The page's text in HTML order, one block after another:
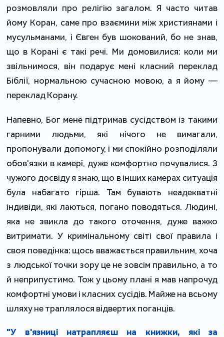
розмовляли про релігію загалом. Я часто читав
йому Коран, саме про взаємини між християнами і
мусульманами, і Євген був шокований, бо не знав,
що в Корані є такі речі. Ми домовилися: коли ми
звільнимося, він подарує мені класний переклад
Біблії, нормальною сучасною мовою, а я йому —
переклад Корану.
Напевно, Бог мене підтримав сусідством із такими
гарними людьми, які нічого не вимагали,
пропонували допомогу, і ми спокійно розподіляли
обов'язки в камері, дуже комфортно почувалися. З
чужого досвіду я знаю, що в інших камерах ситуація
була набагато гірша. Там бувають неадекватні
індивіди, які лаються, погано поводяться. Людині,
яка не звикла до такого оточення, дуже важко
витримати. У кримінальному світі свої правила і
своя поведінка: щось вважається правильним, хоча
з людської точки зору це не зовсім правильно, а то
й неприпустимо. Тож у цьому плані я мав напрочуд
комфортні умови і класних сусідів. Майже на всьому
шляху не траплялося відвертих поганців.
"У в'язниці натрапляєш на книжки, які за